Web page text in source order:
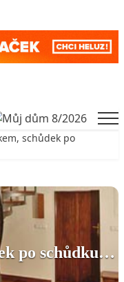
schůdek po
po schůdku…